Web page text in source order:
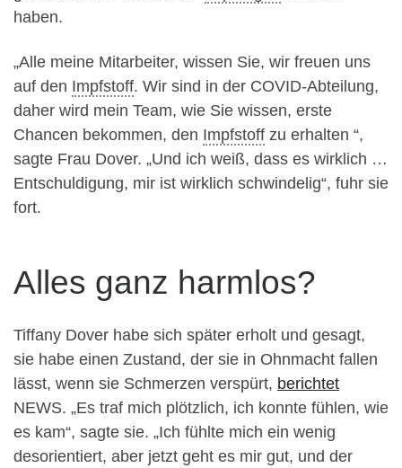
haben.
„Alle meine Mitarbeiter, wissen Sie, wir freuen uns
auf den Impfstoff. Wir sind in der COVID-Abteilung,
daher wird mein Team, wie Sie wissen, erste
Chancen bekommen, den Impfstoff zu erhalten “,
sagte Frau Dover. „Und ich weiß, dass es wirklich …
Entschuldigung, mir ist wirklich schwindelig“, fuhr sie
fort.
Alles ganz harmlos?
Tiffany Dover habe sich später erholt und gesagt,
sie habe einen Zustand, der sie in Ohnmacht fallen
lässt, wenn sie Schmerzen verspürt, berichtet
NEWS. „Es traf mich plötzlich, ich konnte fühlen, wie
es kam“, sagte sie. „Ich fühlte mich ein wenig
desorientiert, aber jetzt geht es mir gut, und der